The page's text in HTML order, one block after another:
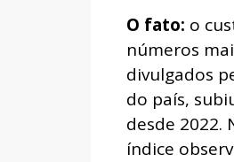
O fato: o
números
divulgados
do país,
desde 2022.
índice